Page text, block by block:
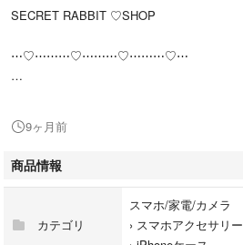
SECRET RABBIT ♡SHOP
⋯♡⋯⋯⋯♡⋯⋯⋯♡⋯⋯⋯♡⋯
ン iphoneケース☆★ ☆★
#SCRBKOMONO
9ヶ月前
商品情報
カテゴリ
スマホ/家電/カメラ
› スマホアクセサリー